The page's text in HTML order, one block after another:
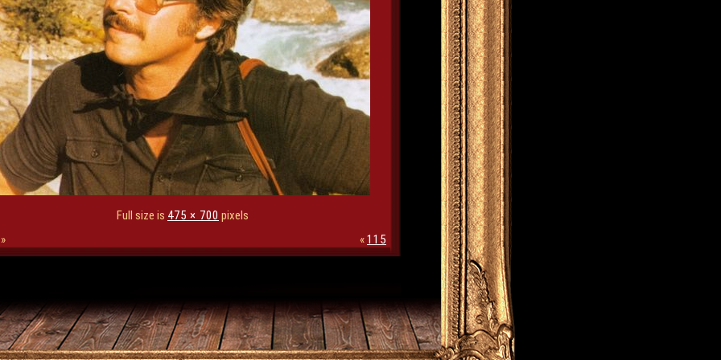
Full size is 475 × 700 pixels
«115